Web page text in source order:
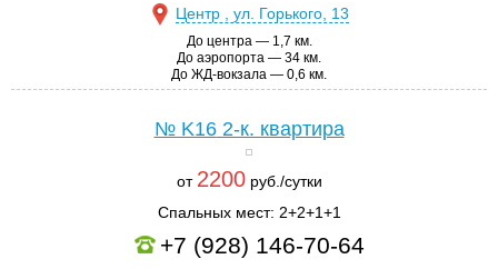
Центр , ул. Горького, 13
До центра — 1,7 км.
До аэропорта — 34 км.
До ЖД-вокзала — 0,6 км.
№ K162-к. квартира
от 2200руб./сутки
Спальных мест: 2+2+1+1
+7 (928) 146-70-64